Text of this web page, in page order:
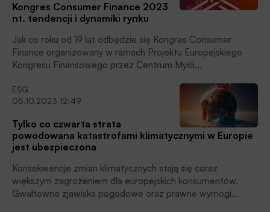
Kongres Consumer Finance 2023
nt. tendencji i dynamiki rynku
Jak co roku od 19 lat odbędzie się Kongres Consumer
Finance organizowany w ramach Projektu Europejskiego
Kongresu Finansowego przez Centrum Myśli
ESG
05.10.2023 12:49
Tylko co czwarta strata
powodowana katastrofami klimatycznymi w Europie
jest ubezpieczona
Konsekwencje zmian klimatycznych stają się coraz
większym zagrożeniem dla europejskich konsumentów.
Gwałtowne zjawiska pogodowe oraz prawne wymogi